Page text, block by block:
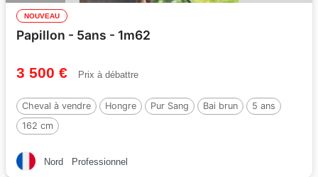
NOUVEAU
Papillon - 5ans - 1m62
3 500 € Prix à débattre
Cheval à vendre Hongre Pur Sang Bai brun
5 ans
162 cm
Nord Professionnel